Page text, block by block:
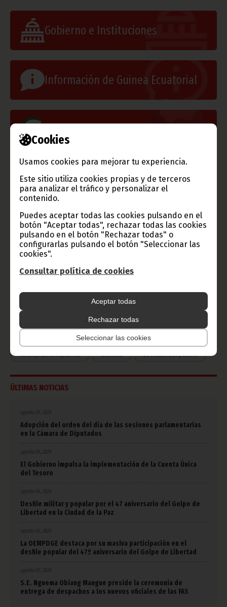
Cookies
Usamos cookies para mejorar tu experiencia.
Este sitio utiliza cookies propias y de terceros
para analizar el tráfico y personalizar el
contenido.
Puedes aceptar todas las cookies pulsando en el
botón "Aceptar todas", rechazar todas las cookies
pulsando en el botón "Rechazar todas" o
configurarlas pulsando el botón "Seleccionar las
cookies".
Consultar política de cookies
Aceptar todas
Rechazar todas
Seleccionar las cookies
Gobierno e Instituciones
Información de Guinea Ecuatorial
TVGE
Radio Nacional de Guinea
Ecuatorial
CATEGORÍAS
Cultura Estadísticas
50 Aniversario Independencia
FIJA Bielorrusia
Consejo de la república CAN 2025 Defensor del pueblo
ÚLTIMAS NOTICIAS
Adopción del orden del día de las sesiones parlamentarias
en la Cámara de Diputados
El Gobierno impulsa la implementación de la Cuenta Única
del Tesoro
agosto 04, 2026
Desfile militar y popular por el 47 aniversario del Golpe de
Libertad en la Ciudad de la Paz
La OEMPDGE destaca por su masiva participación en el
desfile popular del 47º aniversario del Golpe de Libertad
S.E. Nguema Obiang Mangue preside la ceremonia de
entrega de despachos a los nuevos oficiales de las FAS